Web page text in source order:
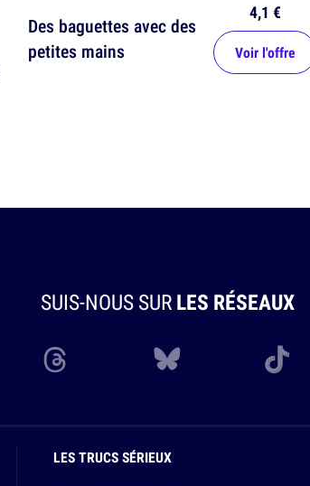
Des baguettes avec des
petites mains
4,1 €
Voir l'offre
SUIS-NOUS SURLES RÉSEAUX
LES TRUCS SÉRIEUX